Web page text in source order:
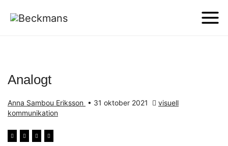
Analogt
Anna Sambou Eriksson • 31 oktober 2021
visuell
kommunikation